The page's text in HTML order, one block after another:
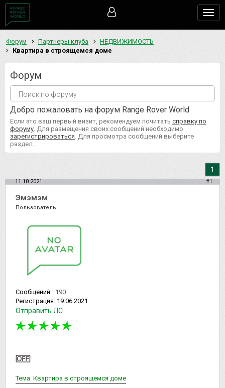
Форум Партнеры клуба
НЕДВИЖИМОСТЬ
Квартира в строящемся доме
Форум
Добро пожаловать на форум Range Rover World
Если это ваш первый визит, рекомендуем почитать справку по
форуму . Для размещения своих сообщений необходимо
зарегистрироваться . Для просмотра сообщений выберите
раздел.
1
11.10.2021 #1
Эмэмэм
Пользователь
Сообщений: 190
Регистрация: 19.06.2021
Отправить ЛС
Тема: Квартира в строящемся доме